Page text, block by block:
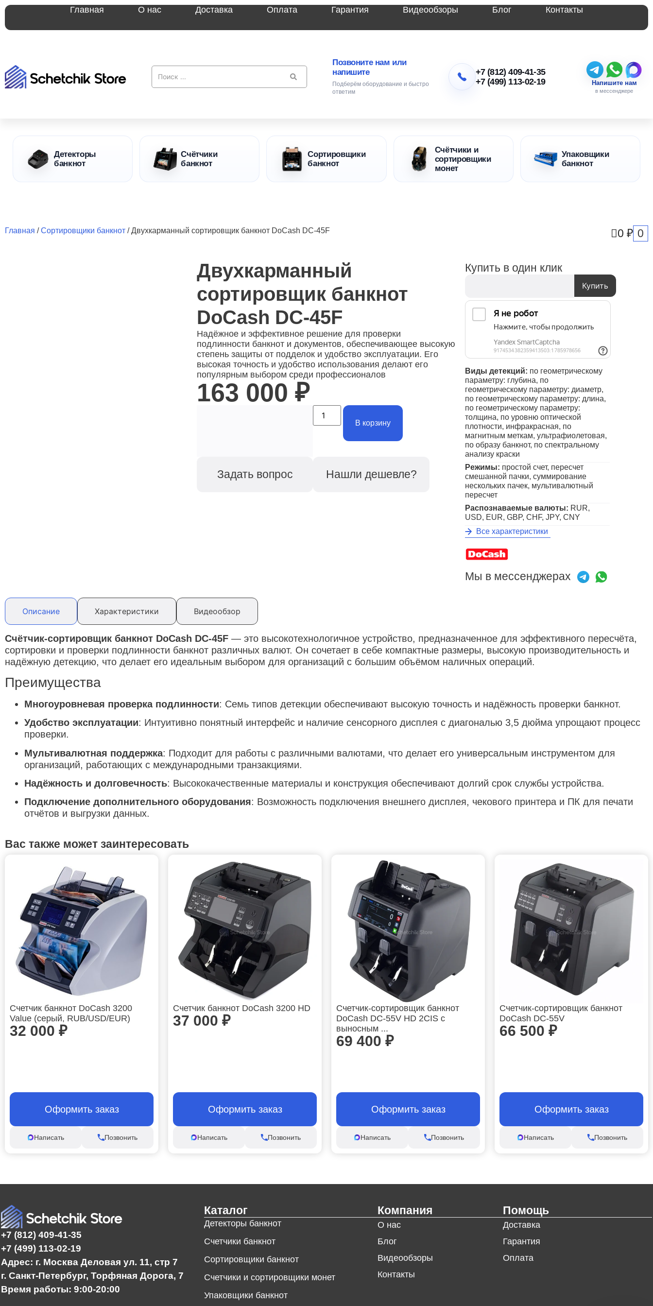
Главная О нас Доставка Оплата Гарантия Видеообзоры Блог Контакты
Позвоните нам или
напишите
Подберём оборудование и быстро
ответим
+7 (812) 409-41-35
+7 (499) 113-02-19
Напишите нам
в мессенджере
Детекторы
банкнот
Счётчики
банкнот
Сортировщики
банкнот
Счётчики и
сортировщики
монет
Упаковщики
банкнот
Главная /Сортировщики банкнот / Двухкарманный сортировщик банкнот DoCash DC-45F 0 ₽ 0
Двухкарманный
сортировщик банкнот
DoCash DC-45F
Надёжное и эффективное решение для проверки
подлинности банкнот и документов, обеспечивающее высокую
степень защиты от подделок и удобство эксплуатации. Его
высокая точность и удобство использования делают его
популярным выбором среди профессионалов
163 000 ₽
В корзину
Задать вопрос Нашли дешевле?
Купить в один клик
Купить
Виды детекций: по геометрическому
параметру: глубина, по
геометрическому параметру: диаметр,
по геометрическому параметру: длина,
по геометрическому параметру:
толщина, по уровню оптической
плотности, инфракрасная, по
магнитным меткам, ультрафиолетовая,
по образу банкнот, по спектральному
анализу краски
Режимы: простой счет, пересчет
смешанной пачки, суммирование
нескольких пачек, мультивалютный
пересчет
Распознаваемые валюты: RUR,
USD, EUR, GBP, CHF, JPY, CNY
Все характеристики
Мы в мессенджерах
Описание Характеристики Видеообзор
Счётчик-сортировщик банкнот DoCash DC-45F — это высокотехнологичное устройство, предназначенное для эффективного пересчёта,
сортировки и проверки подлинности банкнот различных валют. Он сочетает в себе компактные размеры, высокую производительность и
надёжную детекцию, что делает его идеальным выбором для организаций с большим объёмом наличных операций.
Преимущества
Многоуровневая проверка подлинности: Семь типов детекции обеспечивают высокую точность и надёжность проверки банкнот.
Удобство эксплуатации: Интуитивно понятный интерфейс и наличие сенсорного дисплея с диагональю 3,5 дюйма упрощают процесс
проверки.
Мультивалютная поддержка: Подходит для работы с различными валютами, что делает его универсальным инструментом для
организаций, работающих с международными транзакциями.
Надёжность и долговечность: Высококачественные материалы и конструкция обеспечивают долгий срок службы устройства.
Подключение дополнительного оборудования: Возможность подключения внешнего дисплея, чекового принтера и ПК для печати
отчётов и выгрузки данных.
Вас также может заинтересовать
Счетчик банкнот DoCash 3200
Value (серый, RUB/USD/EUR)
32 000 ₽
Оформить заказ
Написать Позвонить
Счетчик банкнот DoCash 3200 HD
37 000 ₽
Оформить заказ
Написать Позвонить
Счетчик-сортировщик банкнот
DoCash DC-55V HD 2CIS с
выносным ...
69 400 ₽
Оформить заказ
Написать Позвонить
Счетчик-сортировщик банкнот
DoCash DC-55V
66 500 ₽
Оформить заказ
Написать Позвонить
+7 (812) 409-41-35
+7 (499) 113-02-19
Адрес: г. Москва Деловая ул. 11, стр 7
г. Санкт-Петербург, Торфяная Дорога, 7
Время работы: 9:00-20:00
Каталог
Детекторы банкнот
Счетчики банкнот
Сортировщики банкнот
Счетчики и сортировщики монет
Упаковщики банкнот
Компания
О нас
Блог
Видеообзоры
Контакты
Помощь
Доставка
Гарантия
Оплата